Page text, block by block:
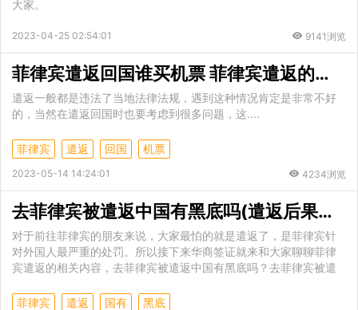
大家。
2023-04-25 02:54:01 9141浏览
菲律宾遣返回国谁买机票 菲律宾遣返的价格是多少
遣返一般都是违法了当地法律法规，遇到这种情况肯定是非常不好
的，当然在遣返回国时也要考虑到很多问题，这....
菲律宾 遣返 回国 机票
2023-05-14 14:24:01 4234浏览
去菲律宾被遣返中国有黑底吗(遣返后果讲解)
对于前往菲律宾的朋友来说，大家最怕的就是遣返了，是菲律宾针
对外国人最严重的处罚。所以接下来华商签证就来和大家聊聊菲律
宾遣返的相关内容，去菲律宾被遣返中国有黑底吗？去菲律宾被遣
菲律宾 遣返 国有 黑底